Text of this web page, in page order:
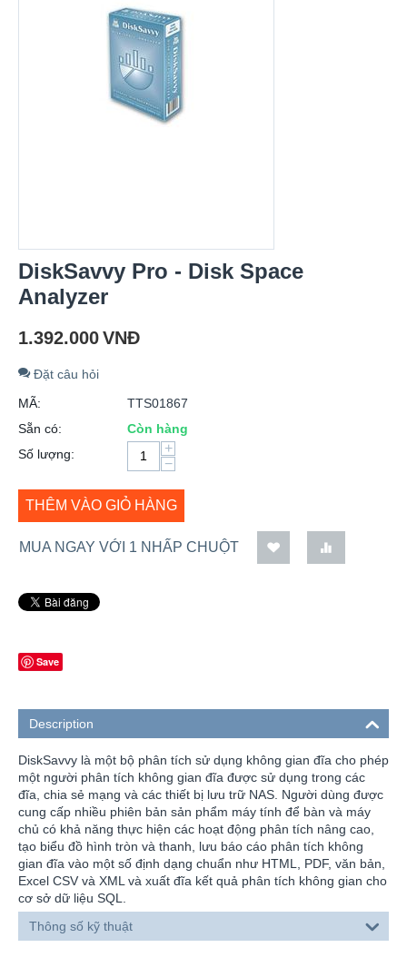
DiskSavvy Pro - Disk Space
Analyzer
1.392.000VNĐ
Đặt câu hỏi
MÃ:
TTS01867
Sẵn có:
Còn hàng
Số lượng:
+
−
THÊM VÀO GIỎ HÀNG
MUA NGAY VỚI 1 NHẤP CHUỘT
Save
Description
DiskSavvy là một bộ phân tích sử dụng không gian đĩa cho phép
một người phân tích không gian đĩa được sử dụng trong các
đĩa, chia sẻ mạng và các thiết bị lưu trữ NAS. Người dùng được
cung cấp nhiều phiên bản sản phẩm máy tính để bàn và máy
chủ có khả năng thực hiện các hoạt động phân tích nâng cao,
tạo biểu đồ hình tròn và thanh, lưu báo cáo phân tích không
gian đĩa vào một số định dạng chuẩn như HTML, PDF, văn bản,
Excel CSV và XML và xuất đĩa kết quả phân tích không gian cho
cơ sở dữ liệu SQL.
Thông số kỹ thuật